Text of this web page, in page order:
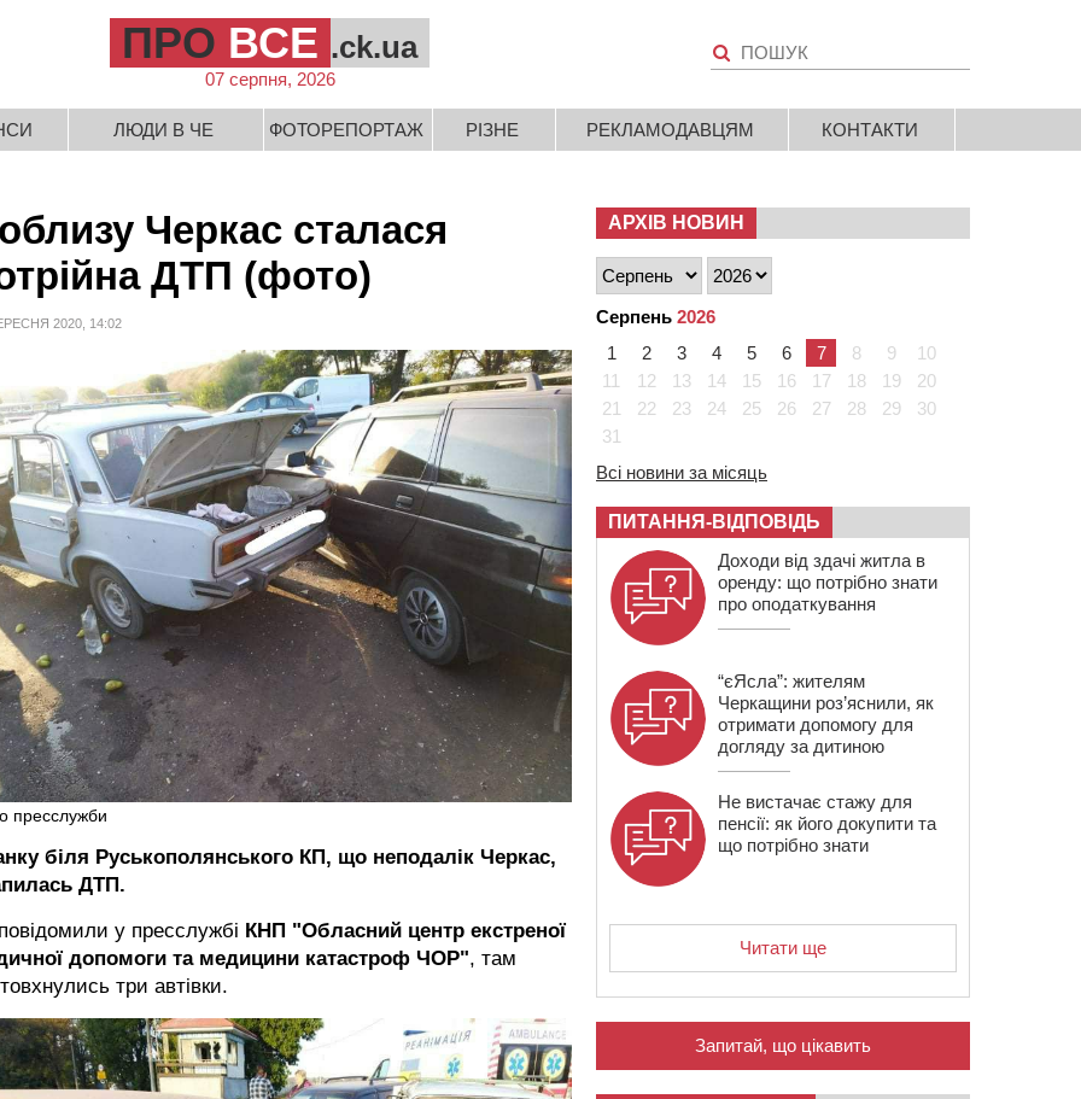
ПРО ВСЕ .ck.ua
07 серпня, 2026
ЛЮДИ В ЧЕ ФОТОРЕПОРТАЖ РІЗНЕ РЕКЛАМОДАВЦЯМ КОНТАКТИ
Черкас сталася
ДТП (фото)
2020, 14:02
пресслужби
біля Руськополянського КП, що неподалік Черкас,
ДТП.
у пресслужбі КНП "Обласний центр екстреної
допомоги та медицини катастроф ЧОР", там
три автівки.
АРХІВ НОВИН
Серпень 2026
1
2 3 4 5 6 7 8 9
10
11
12 13 14 15 16 17 18 19
20
21
22 23 24 25 26 27 28 29
30
31
Всі новини за місяць
ПИТАННЯ-ВІДПОВІДЬ
Доходи від здачі житла в
оренду: що потрібно знати
про оподаткування
“єЯсла”: жителям
Черкащини роз’яснили, як
отримати допомогу для
догляду за дитиною
Не вистачає стажу для
пенсії: як його докупити та
що потрібно знати
Читати ще
Запитай, що цікавить